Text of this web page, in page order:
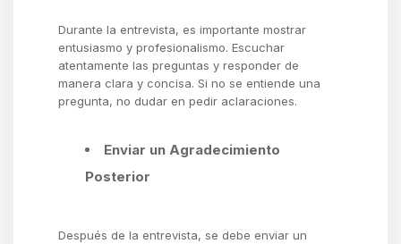
Durante la entrevista, es importante mostrar
entusiasmo y profesionalismo. Escuchar
atentamente las preguntas y responder de
manera clara y concisa. Si no se entiende una
pregunta, no dudar en pedir aclaraciones.
Enviar un Agradecimiento
Posterior
Después de la entrevista, se debe enviar un